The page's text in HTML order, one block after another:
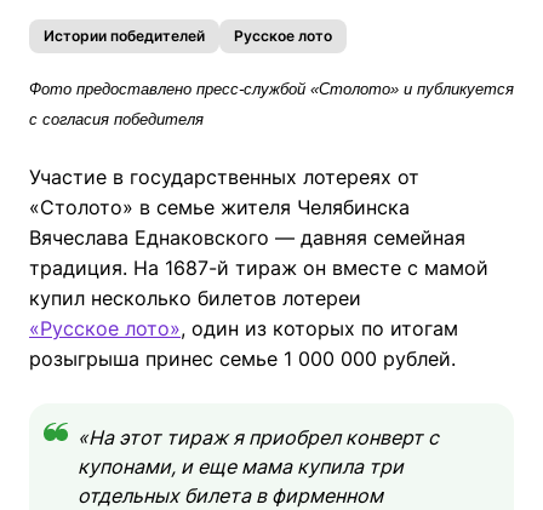
Истории победителей Русское лото
Фото предоставлено пресс-службой «Столото» и публикуется
с согласия победителя
Участие в государственных лотереях от
«Столото» в семье жителя Челябинска
Вячеслава Еднаковского — давняя семейная
традиция. На 1687-й тираж он вместе с мамой
купил несколько билетов лотереи
«Русское лото», один из которых по итогам
розыгрыша принес семье 1 000 000 рублей.
«На этот тираж я приобрел конверт с
купонами, и еще мама купила три
отдельных билета в фирменном